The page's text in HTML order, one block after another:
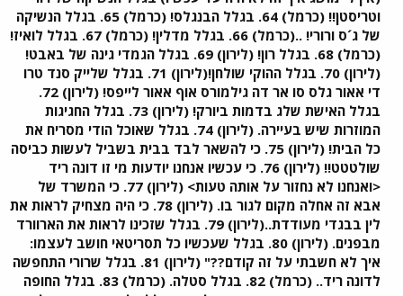
וטריסטן!! (כרמל) 64. בגלל הבנגלס! (כרמל) 65. בגלל הנשיקה
של ג´ס ורורי! ..(כרמל) 66. בגלל מדלין! (כרמל) 67. בגלל לואיז!
(כרמל) 68. בגלל רון! (לירון) 69. בגלל הגמדי גינה של באבט!
(לירון) 70. בגלל ההוקי שולחן!(לירון) 71. בגלל שלייק סנד טרו
די אאור גלס סו אר דה גילמורס אוף אאור לייפס! (לירון) 72.
בגלל האישת שלג בדמות ביורק! (לירון) 73. בגלל החגיגות
המוזרות שיש בעיירה. (לירון) 74. בגלל שאוכל הודי מסריח את
כל הבית! (לירון) 75. כי להשאר לבד בבית בשביל לעשות כביסה
שולטטט!! (לירון) 76. כי עכשיו אנחנו יודעות מי זו דונה ריד
<ואנחנו לא נחזור על אותה טעות> (לירון) 77. כי המשרד של
אבא זה אחלה מקום לגור בו. (לירון) 78. כי היה מצחיק לראות את
לין בבגדי מעודדת..(לירון) 79. בגלל שזכינו לראות את הארוורד
מבפנים. (לירון) 80. בגלל שעכשיו כל תסריטאי חושב לעצמו:
איך לא חשבתי על זה קודם??" (לירון) 81. בגלל שרורי התחפשה
לדונה ריד.. (כרמל) 82. בגלל סטלה. (כרמל) 83. בגלל החופה